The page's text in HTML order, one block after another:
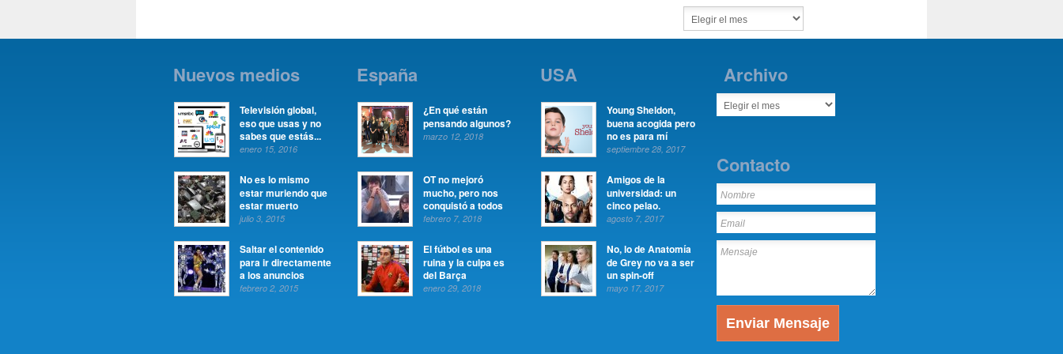
Nuevos medios
Televisión global,
eso que usas y no
sabes que estás...
enero 15, 2016
No es lo mismo
estar muriendo que
estar muerto
julio 3, 2015
Saltar el contenido
para ir directamente
a los anuncios
febrero 2, 2015
España
¿En qué están
pensando algunos?
marzo 12, 2018
OT no mejoró
mucho, pero nos
conquistó a todos
febrero 7, 2018
El fútbol es una
ruina y la culpa es
del Barça
enero 29, 2018
USA
Young Sheldon,
buena acogida pero
no es para mí
septiembre 28, 2017
Amigos de la
universidad: un
cinco pelao.
agosto 7, 2017
No, lo de Anatomía
de Grey no va a ser
un spin-off
mayo 17, 2017
Archivo
Contacto